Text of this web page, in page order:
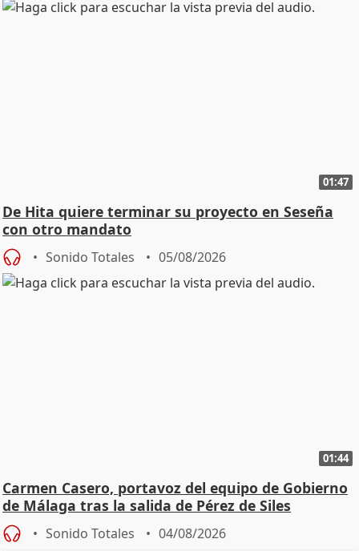
01:47
De Hita quiere terminar su proyecto en Seseña
con otro mandato
Sonido Totales 05/08/2026
01:44
Carmen Casero, portavoz del equipo de Gobierno
de Málaga tras la salida de Pérez de Siles
Sonido Totales 04/08/2026